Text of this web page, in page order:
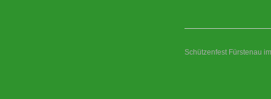
Schützenfest Fürstenau